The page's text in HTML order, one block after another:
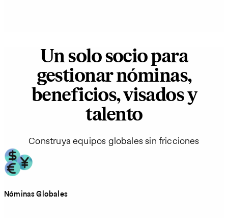
Un solo socio para
gestionar nóminas,
beneficios, visados y
talento
Construya equipos globales sin fricciones
Nóminas Globales